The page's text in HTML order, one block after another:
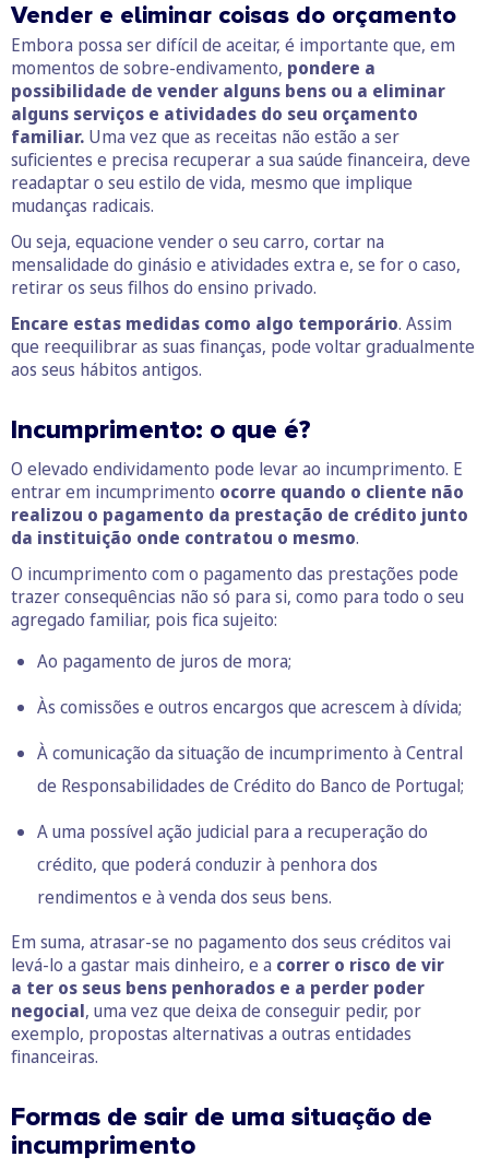
Vender e eliminar coisas do orçamento
Embora possa ser difícil de aceitar, é importante que, em
momentos de sobre-endivamento, pondere a
possibilidade de vender alguns bens ou a eliminar
alguns serviços e atividades do seu orçamento
familiar. Uma vez que as receitas não estão a ser
suficientes e precisa recuperar a sua saúde financeira, deve
readaptar o seu estilo de vida, mesmo que implique
mudanças radicais.
Ou seja, equacione vender o seu carro, cortar na
mensalidade do ginásio e atividades extra e, se for o caso,
retirar os seus filhos do ensino privado.
Encare estas medidas como algo temporário. Assim
que reequilibrar as suas finanças, pode voltar gradualmente
aos seus hábitos antigos.
Incumprimento: o que é?
O elevado endividamento pode levar ao incumprimento. E
entrar em incumprimento ocorre quando o cliente não
realizou o pagamento da prestação de crédito junto
da instituição onde contratou o mesmo.
O incumprimento com o pagamento das prestações pode
trazer consequências não só para si, como para todo o seu
agregado familiar, pois fica sujeito:
Ao pagamento de juros de mora;
Às comissões e outros encargos que acrescem à dívida;
À comunicação da situação de incumprimento à Central
de Responsabilidades de Crédito do Banco de Portugal;
A uma possível ação judicial para a recuperação do
crédito, que poderá conduzir à penhora dos
rendimentos e à venda dos seus bens.
Em suma, atrasar-se no pagamento dos seus créditos vai
levá-lo a gastar mais dinheiro, e a correr o risco de vir
a ter os seus bens penhorados e a perder poder
negocial, uma vez que deixa de conseguir pedir, por
exemplo, propostas alternativas a outras entidades
financeiras.
Formas de sair de uma situação de
incumprimento